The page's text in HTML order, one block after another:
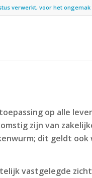
verwerkt, voor het
op alle
zijn van
dit geldt
vastgelegde